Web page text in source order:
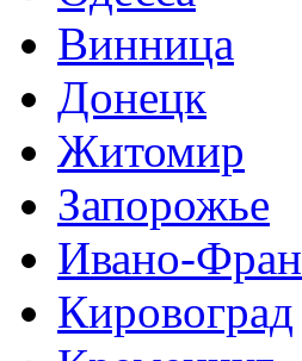
Винница
Донецк
Житомир
Запорожье
Ивано-
Кировоград